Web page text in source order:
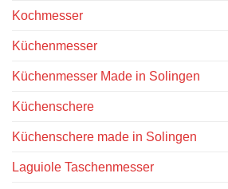
Kochmesser
Küchenmesser
Küchenmesser Made in Solingen
Küchenschere
Küchenschere made in Solingen
Laguiole Taschenmesser